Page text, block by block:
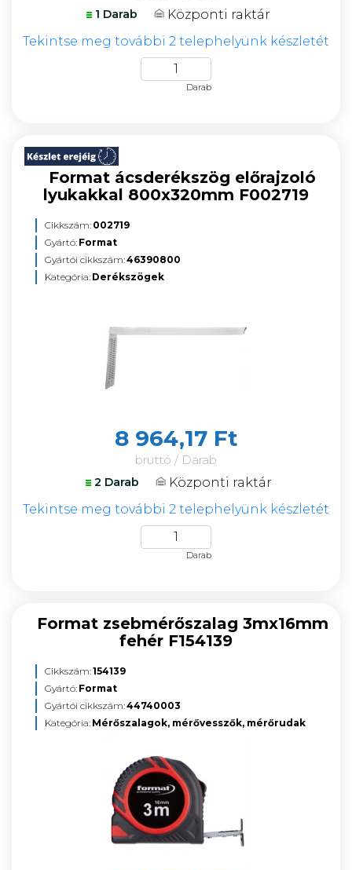
1 Darab
Központi raktár
Tekintse meg további 2 telephelyünk készletét
Darab
Format ácsderékszög előrajzoló
lyukakkal 800x320mm F002719
Cikkszám: 002719
Gyártó: Format
Gyártói cikkszám:46390800
Kategória: Derékszögek
8 964,17 Ft
bruttó / Darab
2 Darab
Központi raktár
Tekintse meg további 2 telephelyünk készletét
Darab
Format zsebmérőszalag 3mx16mm
fehér F154139
Cikkszám:154139
Gyártó: Format
Gyártói cikkszám:44740003
Kategória: Mérőszalagok, mérővesszők, mérőrudak